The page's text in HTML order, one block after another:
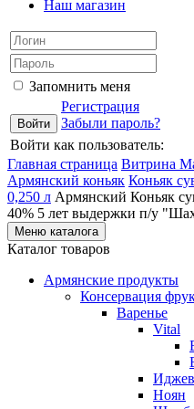
Наш магазин
Запомнить меня
Регистрация
Забыли пароль?
Войти как пользователь:
Главная страница Витрина
Армянский коньяк Коньяк
0,250 л Армянский Коньяк
40% 5 лет выдержки п/у
Меню каталога
Каталог товаров
Армянские продукты
Консервация
Варенье
Vital
Ноян